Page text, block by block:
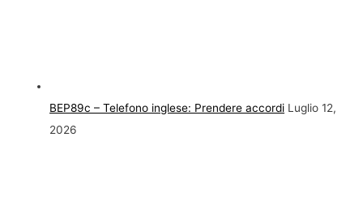
BEP89c – Telefono inglese: Prendere accordi Luglio 12,
2026